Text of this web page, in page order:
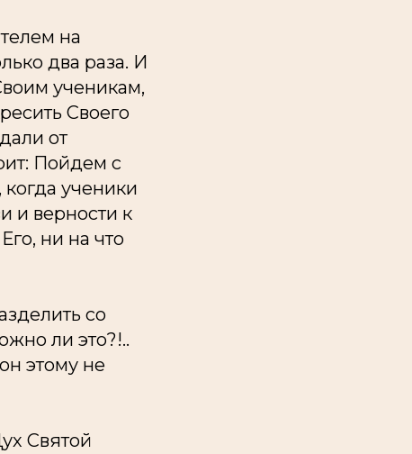
на
два раза. И
ученикам,
Своего
от
Пойдем с
ученики
и верности к
ни на что
со
ли это?!..
этому не
Святой